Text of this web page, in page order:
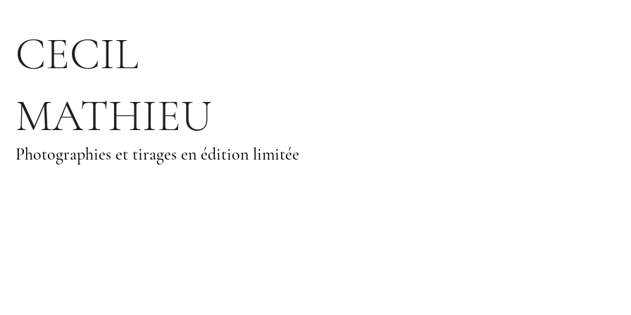
CECIL
MATHIEU
Photographies et tirages en édition limitée